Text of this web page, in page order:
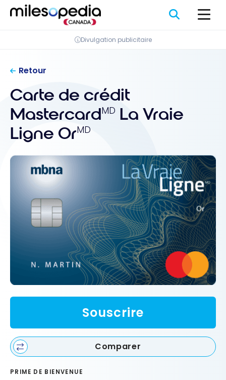
Panneau de gestion des cookies
Passer
Divulgation publicitaire
Retour
Carte de crédit
MastercardMD La Vraie
Ligne OrMD
Souscrire
Comparer
PRIME DE BIENVENUE